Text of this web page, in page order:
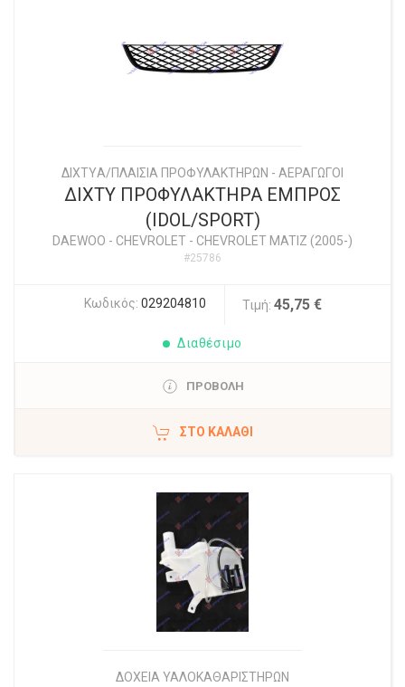
ΔΙΧΤYΑ/ΠΛΑΙΣΙΑ ΠΡΟΦΥΛΑΚΤΗΡΩΝ - ΑΕΡΑΓΩΓΟΙ
ΔΙΧΤΥ ΠΡΟΦΥΛΑΚΤΗΡΑ ΕΜΠΡΟΣ
(IDOL/SPORT)
DAEWOO - CHEVROLET - CHEVROLET MATIZ (2005-)
#25786
Κωδικός: 029204810 Τιμή: 45,75 €
Διαθέσιμο
ΠΡΟΒΟΛΗ
ΣΤΟ ΚΑΛΆΘΙ
ΔΟΧΕΙΑ ΥΑΛΟΚΑΘΑΡΙΣΤΗΡΩΝ